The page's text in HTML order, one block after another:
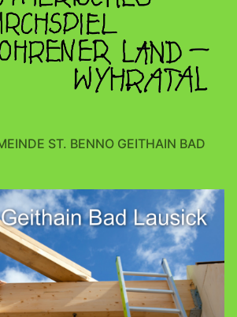
ST. BENNO GEITHAIN BAD